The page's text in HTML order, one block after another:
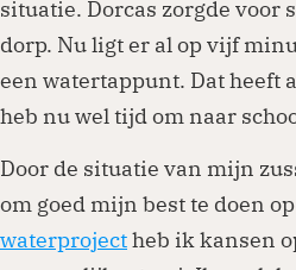
situatie. Dorcas zorgde voor
dorp. Nu ligt er al op vijf
een watertappunt. Dat heeft
heb nu wel tijd om naar
Door de situatie van mijn
om goed mijn best te doen
waterprojectheb ik kansen